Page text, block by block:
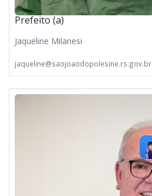
Prefeito (a)
Jaqueline Milanesi
jaqueline@saojoaodopolesine.rs.gov.br